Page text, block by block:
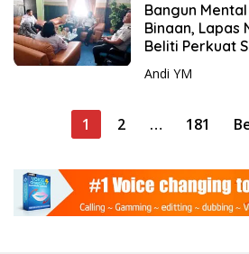
Bangun
Binaan, Lapas
Beliti Perkuat
Kemenag Musi
Andi YM
g
n
1 2 … 181